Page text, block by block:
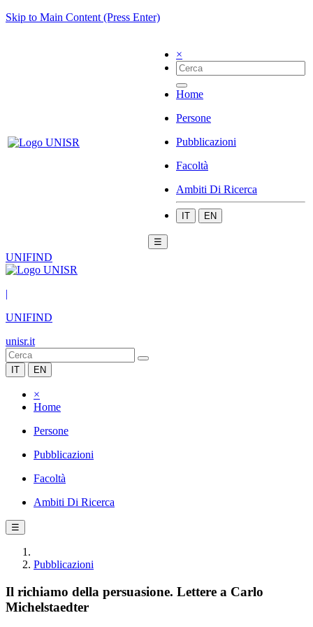
Skip to Main Content (Press Enter)
×
Home
Persone
Pubblicazioni
Facoltà
Ambiti Di Ricerca
IT EN
☰
UNIFIND
|
UNIFIND
unisr.it
IT EN
×
Home
Persone
Pubblicazioni
Facoltà
Ambiti Di Ricerca
☰
Pubblicazioni
Il richiamo della persuasione. Lettere a Carlo
Michelstaedter